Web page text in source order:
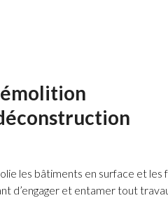
les bâtiments en surface et les
d’engager et entamer tout